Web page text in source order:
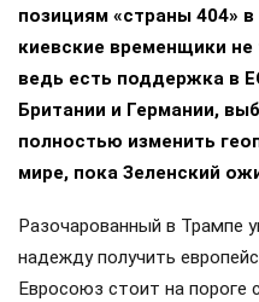
позициям «страны 404»
киевские временщики
ведь есть поддержка в
Британии и Германии,
полностью изменить
мире, пока Зеленский
Разочарованный в Трампе
надежду получить
Евросоюз стоит на пороге